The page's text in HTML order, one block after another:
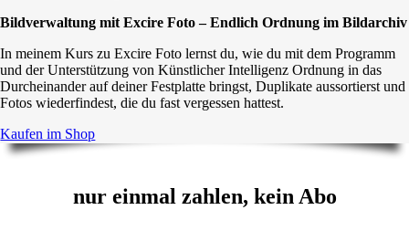
Bildverwaltung mit Excire Foto – Endlich Ordnung im Bildarchiv
In meinem Kurs zu Excire Foto lernst du, wie du mit dem Programm
und der Unterstützung von Künstlicher Intelligenz Ordnung in das
Durcheinander auf deiner Festplatte bringst, Duplikate aussortierst und
Fotos wiederfindest, die du fast vergessen hattest.
Kaufen im Shop
nur einmal zahlen, kein Abo